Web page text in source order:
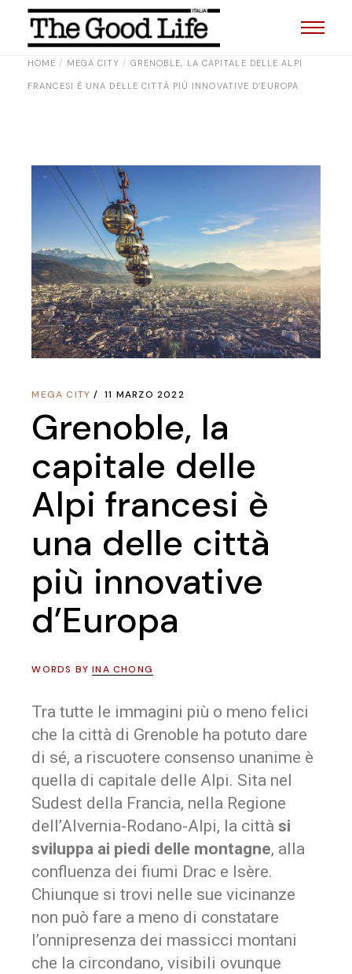
HOME MEGA CITY GRENOBLE, LA CAPITALE DELLE ALPI
FRANCESI È UNA DELLE CITTÀ PIÙ INNOVATIVE D’EUROPA
MEGA CITY 11 MARZO 2022
Grenoble, la
capitale delle
Alpi francesi è
una delle città
più innovative
d’Europa
WORDS BYINA CHONG
Tra tutte le immagini più o meno felici
che la città di Grenoble ha potuto dare
di sé, a riscuotere consenso unanime è
quella di capitale delle Alpi. Sita nel
Sudest della Francia, nella Regione
dell’Alvernia-Rodano-Alpi, la cittàsi
sviluppa ai piedi delle montagne, alla
confluenza dei fiumi Drac e Isère.
Chiunque si trovi nelle sue vicinanze
non può fare a meno di constatare
l’onnipresenza dei massicci montani
che la circondano, visibili ovunque